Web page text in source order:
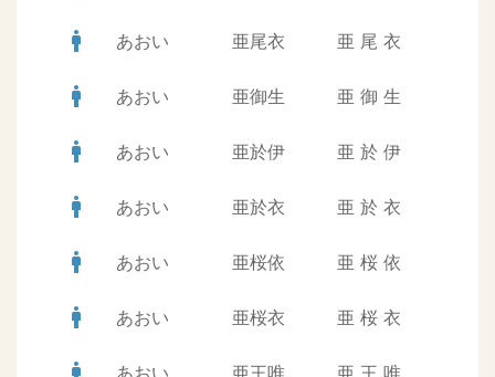
man あおい 亜尾衣 亜 尾 衣
man あおい 亜御生 亜 御 生
man あおい 亜於伊 亜 於 伊
man あおい 亜於衣 亜 於 衣
man あおい 亜桜依 亜 桜 依
man あおい 亜桜衣 亜 桜 衣